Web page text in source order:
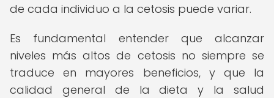
de cada individuo a la cetosis puede variar.
Es fundamental entender que alcanzar
niveles más altos de cetosis no siempre se
traduce en mayores beneficios, y que la
calidad general de la dieta y la salud